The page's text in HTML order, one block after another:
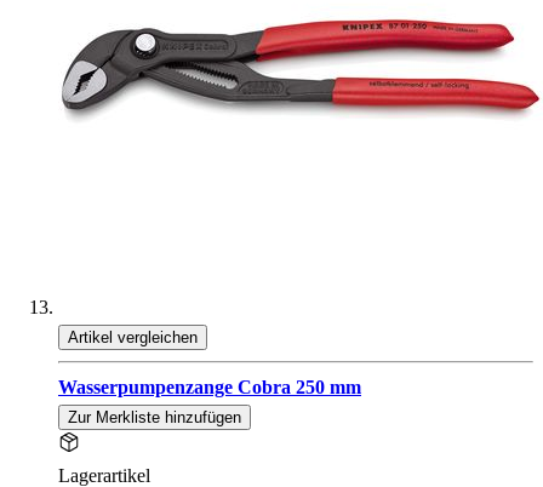
Artikel vergleichen
Wasserpumpenzange Cobra 250 mm
Zur Merkliste hinzufügen
Lagerartikel